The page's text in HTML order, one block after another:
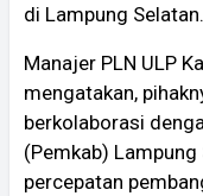
di Lampung Selatan.
Manajer PLN ULP
mengatakan,
berkolaborasi
(Pemkab)
percepatan